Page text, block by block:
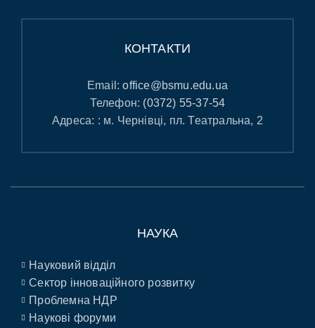
КОНТАКТИ
Email:office@bsmu.edu.ua
Телефон: (0372) 55-37-54
Адреса: : м. Чернівці, пл. Театральна, 2
НАУКА
Науковий відділ
Сектор інноваційного розвитку
Проблемна НДР
Наукові форуми